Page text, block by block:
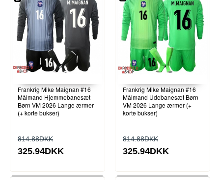
Frankrig Mike Maignan #16
Målmand Hjemmebanesæt
Børn VM 2026 Lange ærmer
(+ korte bukser)
814.88DKK
325.94DKK
Frankrig Mike Maignan #16
Målmand Udebanesæt Børn
VM 2026 Lange ærmer (+
korte bukser)
814.88DKK
325.94DKK